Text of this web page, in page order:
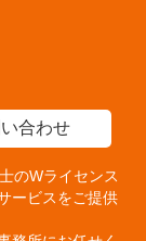
合わせ
のWライセンス
ービスをご提供